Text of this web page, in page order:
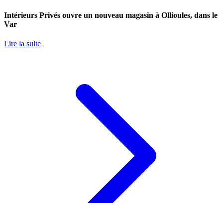
Intérieurs Privés ouvre un nouveau magasin à Ollioules, dans le
Var
Lire la suite